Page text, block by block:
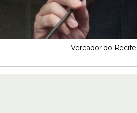
Vereador do